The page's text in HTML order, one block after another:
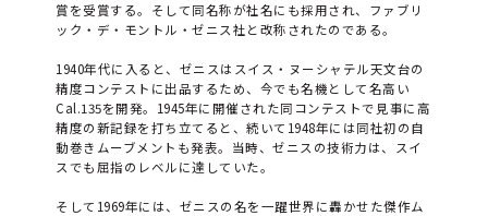
賞を受賞する。そして同名称が社名にも採用され、ファブリ
ック・デ・モントル・ゼニス社と改称されたのである。
1940年代に入ると、ゼニスはスイス・ヌーシャテル天文台の
精度コンテストに出品するため、今でも名機として名高い
Cal.135を開発。1945年に開催された同コンテストで見事に高
精度の新記録を打ち立てると、続いて1948年には同社初の自
動巻きムーブメントも発表。当時、ゼニスの技術力は、スイ
スでも屈指のレベルに達していた。
そして1969年には、ゼニスの名を一躍世界に轟かせた傑作ム